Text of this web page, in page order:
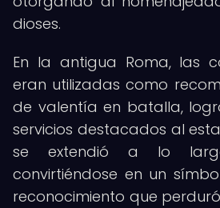
dioses.
En la antigua Roma, las
eran utilizadas como
de valentía en batalla,
servicios destacados al
se extendió a lo
convirtiéndose en un
reconocimiento que